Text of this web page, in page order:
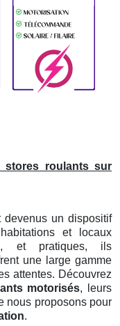
stores roulants sur
un dispositif
et locaux
et pratiques, ils
une large gamme
attentes. Découvrez
motorisés, leurs
nous proposons pour
.